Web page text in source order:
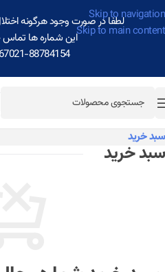
لطفا در صورت وجود هرگونه
این شماره ها تماس
021-88784154
Skip to navigation
Skip to main content
سبد خرید
سبد خرید